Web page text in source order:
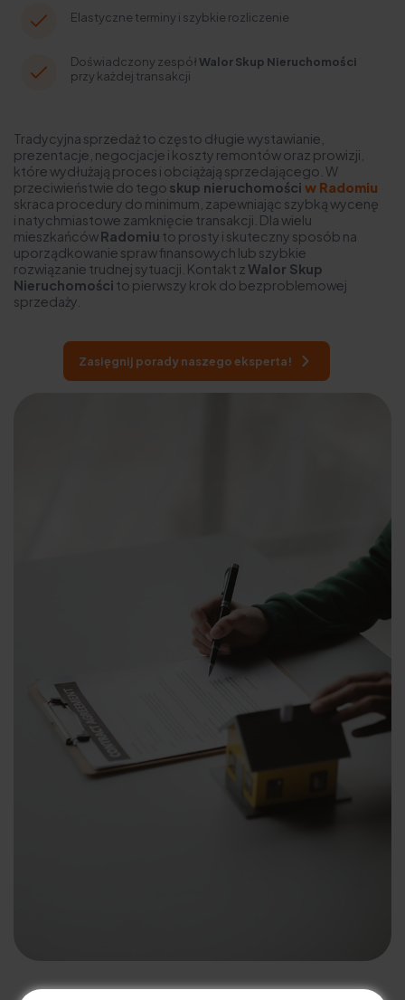
Elastyczne terminy i szybkie rozliczenie
Doświadczony zespółWalor Skup Nieruchomości
przy każdej transakcji
Tradycyjna sprzedaż to często długie wystawianie,
prezentacje, negocjacje i koszty remontów oraz prowizji,
które wydłużają proces i obciążają sprzedającego. W
przeciwieństwie do tego skup nieruchomości w Radomiu
skraca procedury do minimum, zapewniając szybką wycenę
i natychmiastowe zamknięcie transakcji. Dla wielu
mieszkańcówRadomiu to prosty i skuteczny sposób na
uporządkowanie spraw finansowych lub szybkie
rozwiązanie trudnej sytuacji. Kontakt zWalor Skup
Nieruchomości to pierwszy krok do bezproblemowej
sprzedaży.
Zasięgnij porady naszego eksperta!